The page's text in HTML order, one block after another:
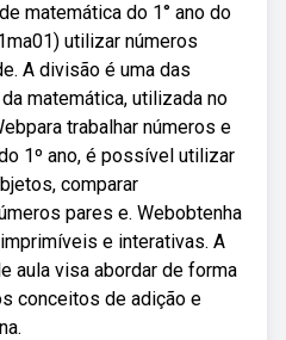
matemática do 1° ano do
utilizar números
A divisão é uma das
matemática, utilizada no
trabalhar números e
1º ano, é possível utilizar
comparar
pares e. Webobtenha
e interativas. A
aula visa abordar de forma
conceitos de adição e